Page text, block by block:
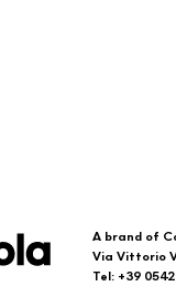
A brand of
Via Vittorio
Tel: +39